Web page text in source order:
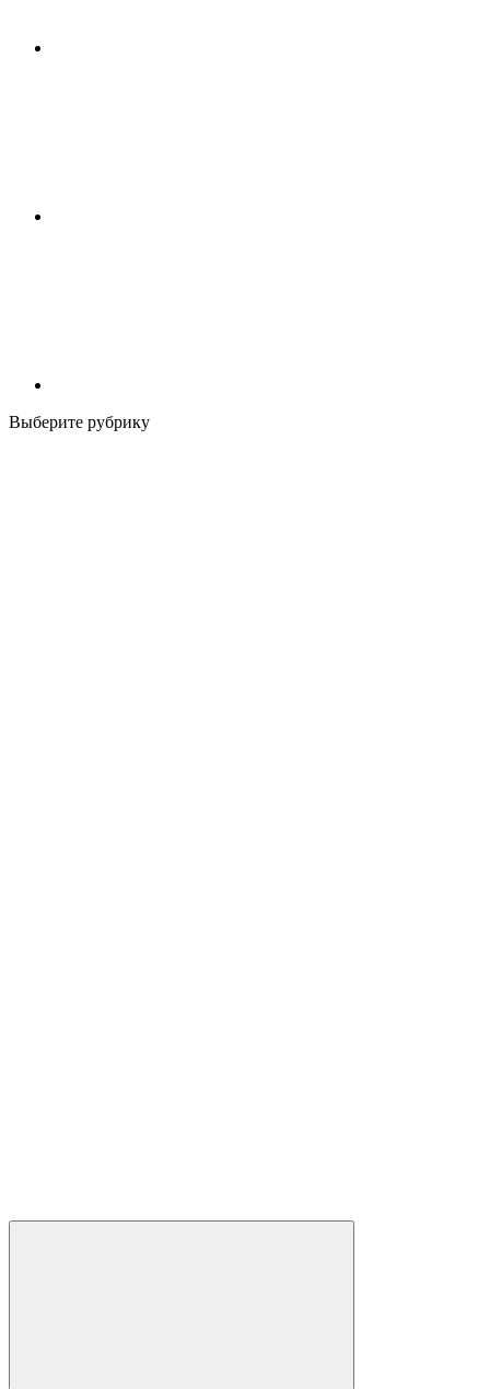
Выберите рубрику